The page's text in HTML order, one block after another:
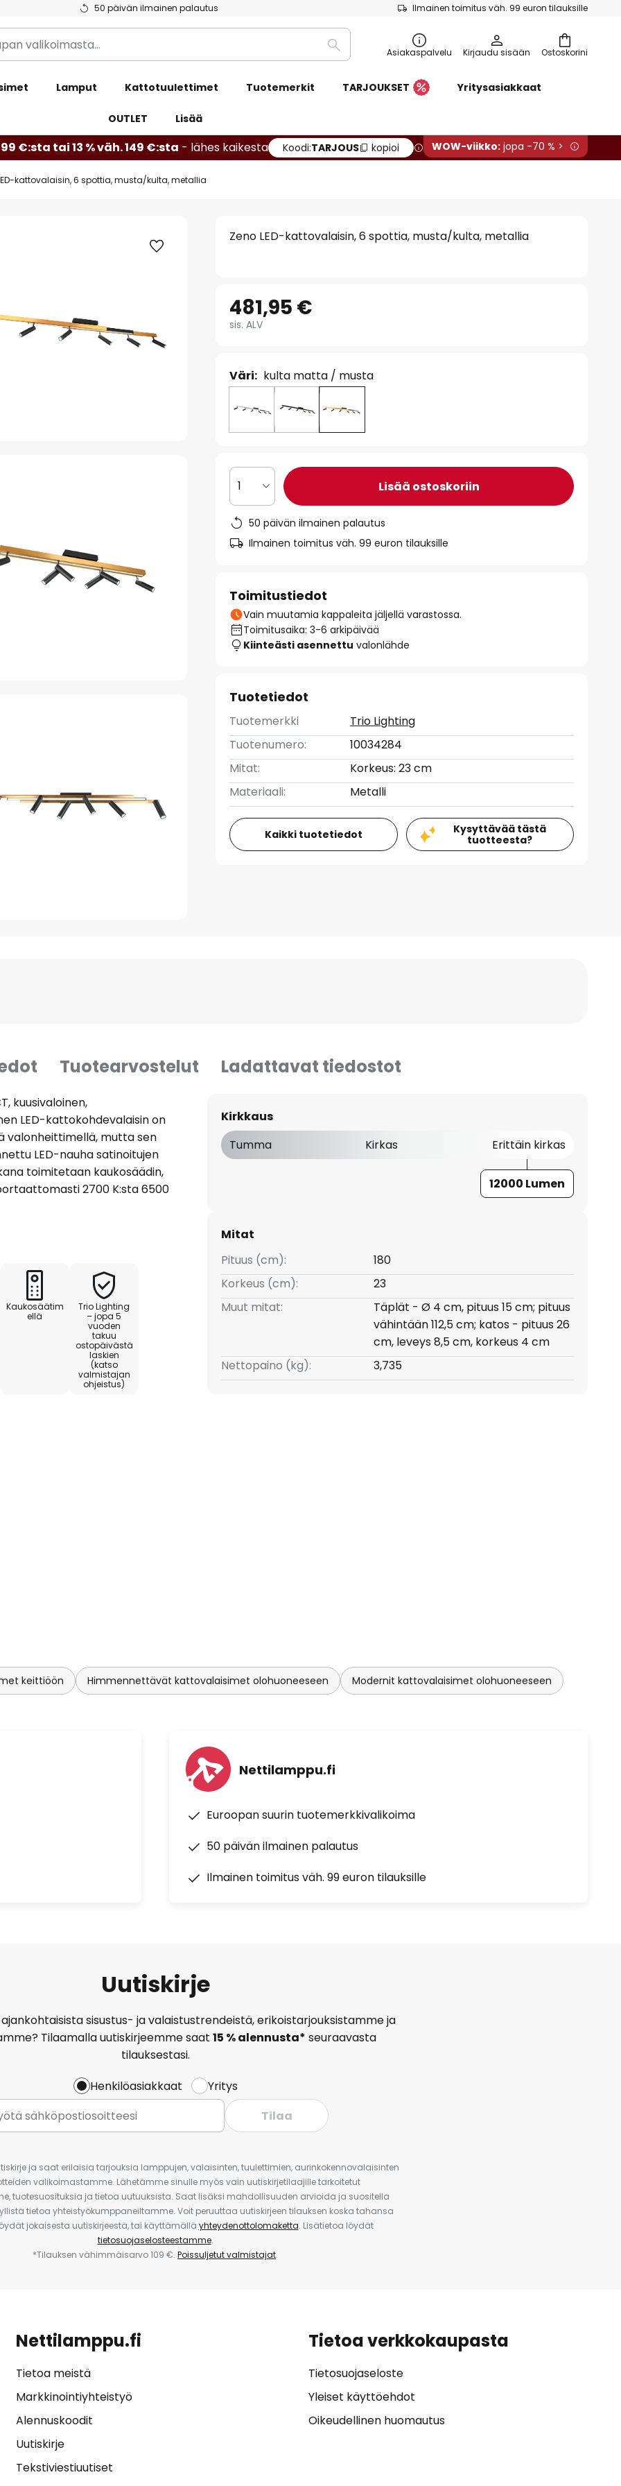
50 päivän ilmainen palautus Ilmainen toimitus väh. 99 euron tilauksille
Ostoskorini
Etsi Asiakaspalvelu Kirjaudu sisään
Lamput Kattotuulettimet Tuotemerkit TARJOUKSET Yritysasiakkaat
OUTLET Lisää
€:sta tai 13 % väh. 149 €:sta - lähes kaikesta Koodi:TARJOUS kopioi WOW-viikko: jopa -70 % >
kattovalaisin, 6 spottia, musta/kulta, metallia
Zeno LED-kattovalaisin, 6 spottia, musta/kulta, metallia
481,95 €
sis. ALV
Väri: kulta matta / musta
1 Lisää ostoskoriin
50 päivän ilmainen palautus
Ilmainen toimitus väh. 99 euron tilauksille
Toimitustiedot
Vain muutamia kappaleita jäljellä varastossa.
Toimitusaika: 3-6 arkipäivää
Kiinteästi asennettu valonlähde
Tuotetiedot
Tuotemerkki
Trio Lighting
Tuotenumero:
10034284
Mitat:
Korkeus: 23 cm
Materiaali:
Metalli
Kaikki tuotetiedot
Kysyttävää tästä
tuotteesta?
Tuotearvostelut Ladattavat tiedostot
kuusivaloinen,
LED-kattokohdevalaisin on
valonheittimellä, mutta sen
LED-nauha satinoitujen
toimitetaan kaukosäädin,
2700 K:sta 6500
tekee kokonaan
yleispätevän valonlähteen
Kaukosäätim
ellä
Trio Lighting
– jopa 5
vuoden
takuu
ostopäivästä
laskien
(katso
valmistajan
ohjeistus)
Kirkkaus
Tumma
Kirkas Erittäin kirkas
12000 Lumen
Mitat
Pituus (cm):
180
Korkeus (cm):
23
Muut mitat:
Täplät - Ø 4 cm, pituus 15 cm; pituus
vähintään 112,5 cm; katos - pituus 26
cm, leveys 8,5 cm, korkeus 4 cm
Nettopaino (kg):
3,735
keittiöön Himmennettävät kattovalaisimet olohuoneeseen Modernit kattovalaisimet olohuoneeseen
Nettilamppu.fi
Euroopan suurin tuotemerkkivalikoima
50 päivän ilmainen palautus
Ilmainen toimitus väh. 99 euron tilauksille
Uutiskirje
sisustus- ja valaistustrendeistä, erikoistarjouksistamme ja
Tilaamalla uutiskirjeemme saat 15 % alennusta* seuraavasta
tilauksestasi.
Henkilöasiakkaat
Yritys
Tilaa
ja saat erilaisia tarjouksia lamppujen, valaisinten, tuulettimien, aurinkokennovalaisinten
valikoimastamme. Lähetämme sinulle myös vain uutiskirjetilaajille tarkoitetut
tuotesuosituksia ja tietoa uutuuksista. Saat lisäksi mahdollisuuden arvioida ja suositella
tietoa yhteistyökumppaneiltamme. Voit peruuttaa uutiskirjeen tilauksen koska tahansa
jokaisesta uutiskirjeestä, tai käyttämällä yhteydenottolomaketta. Lisätietoa löydät
tietosuojaselosteestamme.
*Tilauksen vähimmäisarvo 109 €. Poissuljetut valmistajat.
Nettilamppu.fi
Tietoa meistä
Markkinointiyhteistyö
Alennuskoodit
Uutiskirje
Tekstiviestiuutiset
Tietoa verkkokaupasta
Tietosuojaseloste
Yleiset käyttöehdot
Oikeudellinen huomautus